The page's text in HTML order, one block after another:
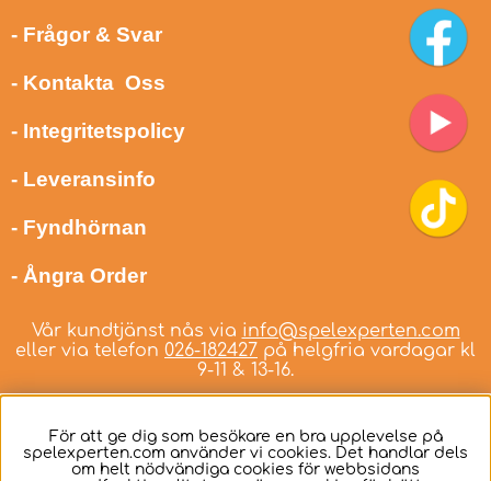
- Frågor & Svar
- Kontakta Oss
- Integritetspolicy
- Leveransinfo
- Fyndhörnan
- Ångra Order
Vår kundtjänst nås via info@spelexperten.com
eller via telefon 026-182427 på helgfria vardagar kl
9-11 & 13-16.
Svenska
För att ge dig som besökare en bra upplevelse på
spelexperten.com använder vi cookies. Det handlar dels
om helt nödvändiga cookies för webbsidans